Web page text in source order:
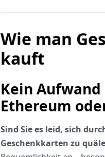
Wie man
kauft
Kein
Ethereum
Sind Sie es leid, sich
Geschenkkarten zu